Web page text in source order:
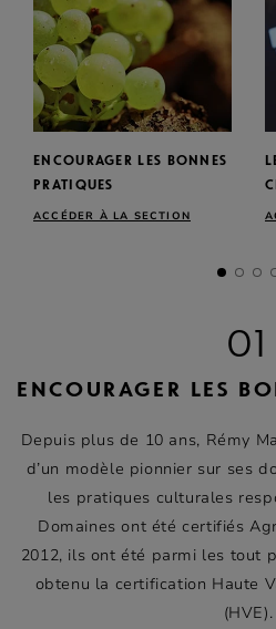
ENCOURAGER LES BONNES
PRATIQUES
ACCÉDER À LA SECTION
01
ENCOURAGER LES
Depuis plus de 10 ans, Rémy
d’un modèle pionnier sur ses
les pratiques culturales
Domaines ont été certifiés
2012, ils ont été parmi les tout
obtenu la certification Haute
(HVE).